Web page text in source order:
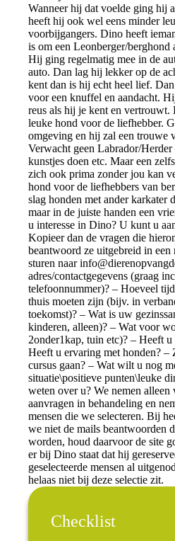
Wanneer hij dat voelde ging hij
heeft hij ook wel eens minder
voorbijgangers. Dino heeft
is om een Leonberger/berghond
Hij ging regelmatig mee in de
auto. Dan lag hij lekker op de
kent dan is hij echt heel lief.
voor een knuffel en aandacht.
reus als hij je kent en vertrouwt.
leuke hond voor de liefhebber.
omgeving en hij zal een trouwe
Verwacht geen Labrador/
kunstjes doen etc. Maar een
zich ook prima zonder jou kan
hond voor de liefhebbers van
slag honden met ander karkater
maar in de juiste handen een
u interesse in Dino? U kunt u
Kopieer dan de vragen die
beantwoord ze uitgebreid in
sturen naar
adres/contactgegevens (graag
telefoonnummer)? – Hoeveel
thuis moeten zijn (bijv. in
toekomst)? – Wat is uw
kinderen, alleen)? – Wat voor
2onder1kap, tuin etc)? – Heeft
Heeft u ervaring met honden? –
cursus gaan? – Wat wilt u nog
situatie\positieve punten\leuke
weten over u? We nemen
aanvragen in behandeling en
mensen die we selecteren. Bij
we niet de mails beantwoorden
worden, houd daarvoor de site
er bij Dino staat dat hij
geselecteerde mensen al
helaas niet bij deze selectie zit.
Checklist